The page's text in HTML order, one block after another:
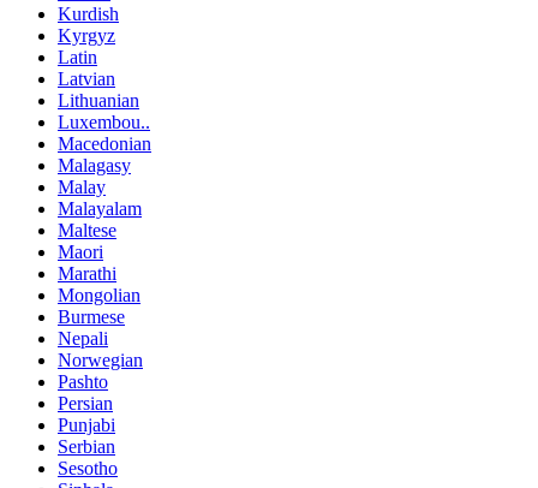
Kurdish
Kyrgyz
Latin
Latvian
Lithuanian
Luxembou..
Macedonian
Malagasy
Malay
Malayalam
Maltese
Maori
Marathi
Mongolian
Burmese
Nepali
Norwegian
Pashto
Persian
Punjabi
Serbian
Sesotho